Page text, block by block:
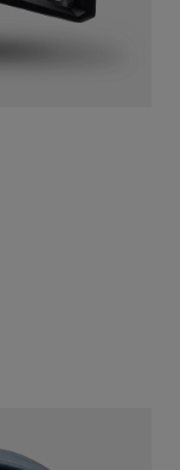
of Brun muscade.